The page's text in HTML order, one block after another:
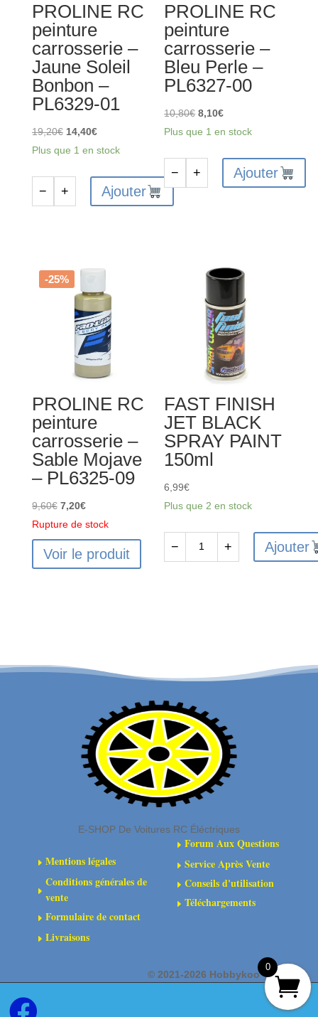
PROLINE RC
peinture
carrosserie –
Jaune Soleil
Bonbon –
PL6329-01
19,20€ Le
prix
était :
19,20€.
14,40€Le
prix
est :
14,40€.
Plus que 1 en stock
peinture
carrosserie
PL6329-
01
− + Ajouter
PROLINE RC
peinture
carrosserie –
Bleu Perle –
PL6327-00
10,80€ Le
prix
10,80€.
8,10€Le
prix
est :
8,10€.
Plus que 1 en stock
carrosserie
− + Ajouter
-25%
PROLINE RC
peinture
carrosserie –
Sable Mojave
– PL6325-09
9,60€ Le
prix
initial
était :
7,20€Le
prix
actuel
est :
Rupture de stock
Voir le produit
FAST FINISH
JET BLACK
SPRAY PAINT
150ml
6,99€
Plus que 2 en stock
PAINT
150ml
− + Ajouter
E-SHOP De Voitures RC Éléctriques
EMentions légales
E
Conditions générales de
vente
EFormulaire de contact
ELivraisons
E Forum Aux Questions
E Service Après Vente
E Conseils d'utilisation
E Téléchargements
©2021-2026 Hobbykoo

0